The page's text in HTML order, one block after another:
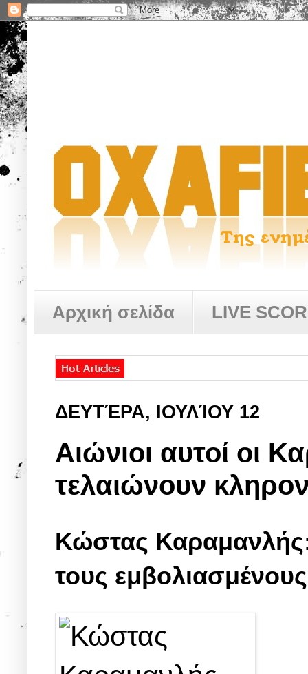
Αρχική σελίδα LIVE
ΔΕΥΤΈΡΑ, ΙΟΥΛΊΟΥ 12
Αιώνιοι αυτοί οι
τελαιώνουν
Κώστας Καραμανλής:
τους